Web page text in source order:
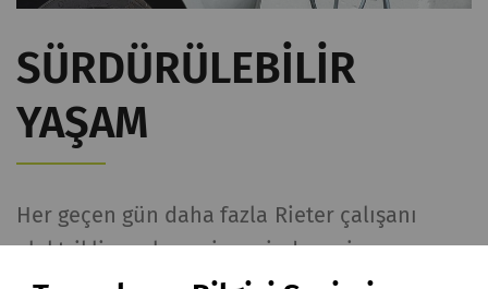
SÜRDÜRÜLEBILIR
YAŞAM
Her geçen gün daha fazla Rieter çalışanı
elektrikli araçlarını iş yerinde şarj